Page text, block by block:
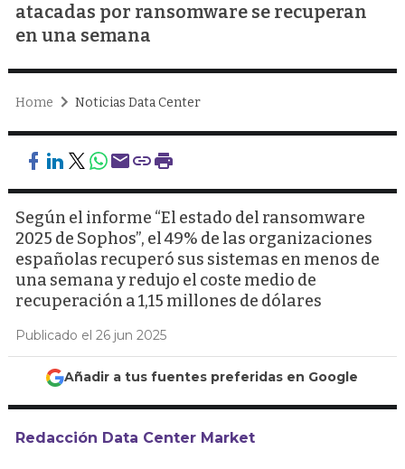
atacadas por ransomware se recuperan
en una semana
Home Noticias Data Center
Según el informe “El estado del ransomware
2025 de Sophos”, el 49% de las organizaciones
españolas recuperó sus sistemas en menos de
una semana y redujo el coste medio de
recuperación a 1,15 millones de dólares
Publicado el 26 jun 2025
Añadir a tus fuentes preferidas en Google
Redacción Data Center Market